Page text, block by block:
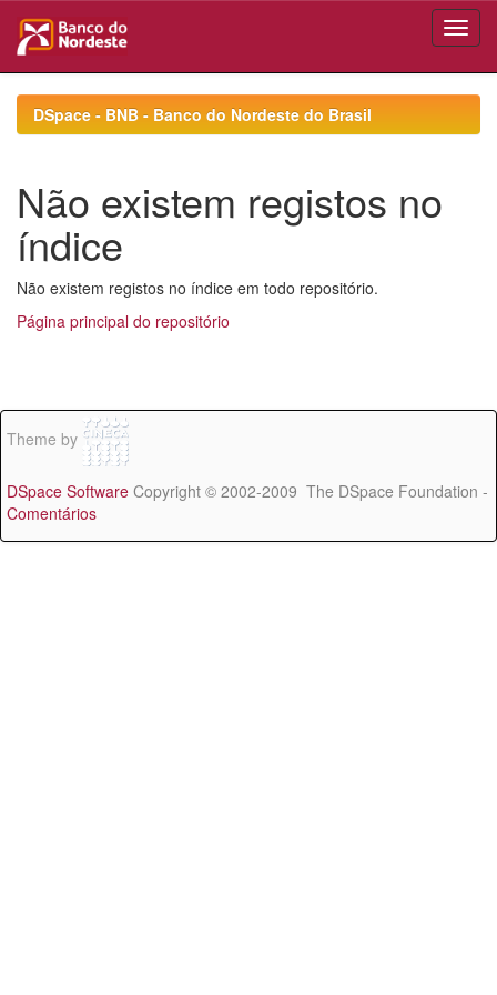
navigationDSpace - BNB - Banco do Nordeste do Brasil
Não existem registos no
índice
Não existem registos no índice em todo repositório.
Página principal do repositório
Theme by
DSpace Software Copyright © 2002-2009 The DSpace Foundation -
Comentários